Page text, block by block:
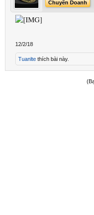
Chuyên Doanh
12/2/18
Tuanlte thích bài này.